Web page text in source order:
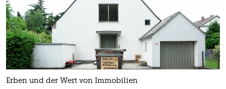
Erben und der Wert von Immobilien